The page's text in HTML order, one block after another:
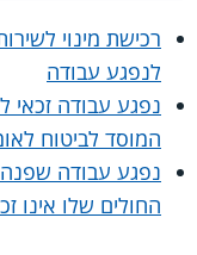
רכישת מינוי
לנפגע עבודה
נפגע עבודה זכאי
המוסד לביטוח
נפגע עבודה שפנה
החולים שלו אינו